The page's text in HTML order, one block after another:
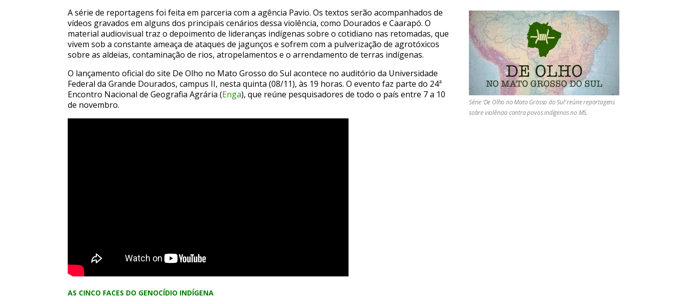
Série ‘De Olho no Mato Grosso do Sul’ reúne reportagens
sobre violência contra povos indígenas no MS.
A série de reportagens foi feita em parceria com a agência Pavio. Os textos serão acompanhados de
vídeos gravados em alguns dos principais cenários dessa violência, como Dourados e Caarapó. O
material audiovisual traz o depoimento de lideranças indígenas sobre o cotidiano nas retomadas, que
vivem sob a constante ameaça de ataques de jagunços e sofrem com a pulverização de agrotóxicos
sobre as aldeias, contaminação de rios, atropelamentos e o arrendamento de terras indígenas.
O lançamento oficial do site De Olho no Mato Grosso do Sul acontece no auditório da Universidade
Federal da Grande Dourados, campus II, nesta quinta (08/11), às 19 horas. O evento faz parte do 24ª
Encontro Nacional de Geografia Agrária (Enga), que reúne pesquisadores de todo o país entre 7 a 10
de novembro.
AS CINCO FACES DO GENOCÍDIO INDÍGENA